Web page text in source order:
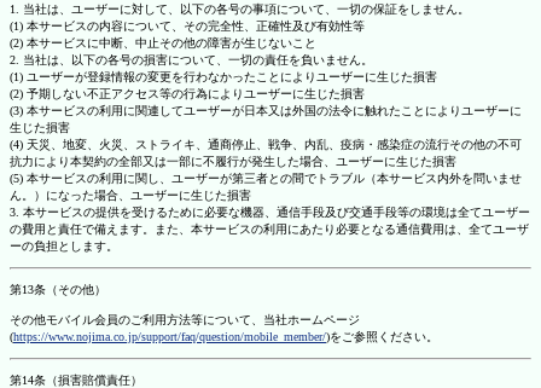
1. 当社は、ユーザーに対して、以下の各号の事項について、一切の保証をしません。
(1) 本サービスの内容について、その完全性、正確性及び有効性等
(2) 本サービスに中断、中止その他の障害が生じないこと
2. 当社は、以下の各号の損害について、一切の責任を負いません。
(1) ユーザーが登録情報の変更を行わなかったことによりユーザーに生じた損害
(2) 予期しない不正アクセス等の行為によりユーザーに生じた損害
(3) 本サービスの利用に関連してユーザーが日本又は外国の法令に触れたことによりユーザーに
生じた損害
(4) 天災、地変、火災、ストライキ、通商停止、戦争、内乱、疫病・感染症の流行その他の不可
抗力により本契約の全部又は一部に不履行が発生した場合、ユーザーに生じた損害
(5) 本サービスの利用に関し、ユーザーが第三者との間でトラブル（本サービス内外を問いませ
ん。）になった場合、ユーザーに生じた損害
3. 本サービスの提供を受けるために必要な機器、通信手段及び交通手段等の環境は全てユーザー
の費用と責任で備えます。また、本サービスの利用にあたり必要となる通信費用は、全てユーザ
ーの負担とします。
第13条（その他）
その他モバイル会員のご利用方法等について、当社ホームページ
(https://www.nojima.co.jp/support/faq/question/mobile_member/)をご参照ください。
第14条（損害賠償責任）